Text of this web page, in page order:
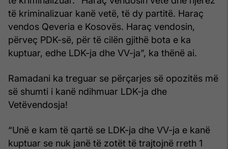
të kriminalizuar kanë vetë, të dy partitë. Haraç
vendos Qeveria e Kosovës. Haraç vendosin,
përveç PDK-së, për të cilën gjithë bota e ka
kuptuar, edhe LDK-ja dhe VV-ja”, ka thënë ai.
Ramadani ka treguar se përçarjes së opozitës më
së shumti i kanë ndihmuar LDK-ja dhe
Vetëvendosja!
“Unë e kam të qartë se LDK-ja dhe VV-ja e kanë
kuptuar se nuk janë të zotët të trajtojnë rreth 1